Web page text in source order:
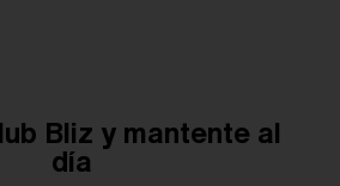
Bliz y mantente al
día